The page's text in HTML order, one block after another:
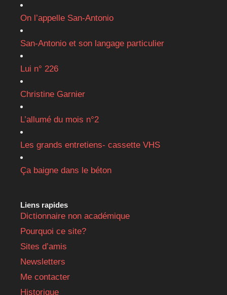
On l’appelle San-Antonio
San-Antonio et son langage particulier
Lui n° 226
Christine Garnier
L’allumé du mois n°2
Les grands entretiens- cassette VHS
Ça baigne dans le béton
Liens rapides
Dictionnaire non académique
Pourquoi ce site?
Sites d’amis
Newsletters
Me contacter
Historique